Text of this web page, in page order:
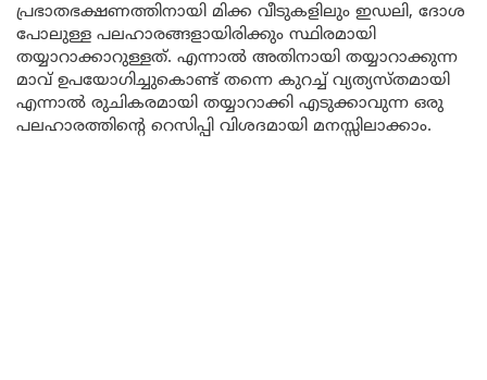
പ്രഭാതഭക്ഷണത്തിനായി മിക്ക വീടുകളിലും ഇഡലി, ദോശ
പോലുള്ള പലഹാരങ്ങളായിരിക്കും സ്ഥിരമായി
തയ്യാറാക്കാറുള്ളത്. എന്നാൽ അതിനായി തയ്യാറാക്കുന്ന
മാവ് ഉപയോഗിച്ചുകൊണ്ട് തന്നെ കുറച്ച് വ്യത്യസ്തമായി
എന്നാൽ രുചികരമായി തയ്യാറാക്കി എടുക്കാവുന്ന ഒരു
പലഹാരത്തിന്റെ റെസിപ്പി വിശദമായി മനസ്സിലാക്കാം.